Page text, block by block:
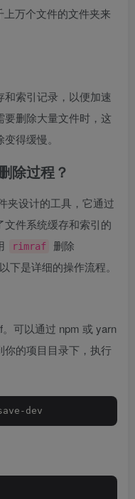
上万个文件的文件夹来
索引记录，以便加速
要删除大量文件时，这
得缓慢。
除过程？
夹设计的工具，它通过
件系统缓存和索引的
rimraf 删除
下是详细的操作流程。
可以通过 npm 或 yarn
你的项目目录下，执行
dev